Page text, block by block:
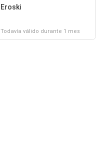
Eroski
Todavía válido durante 1 mes